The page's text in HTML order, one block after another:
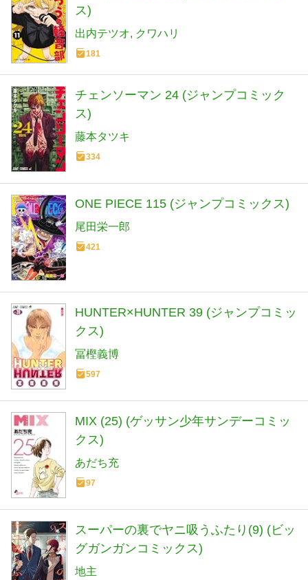
ス)
出内テツオ クワハリ
181
チェンソーマン 24 (ジャンプコミック
ス)
藤本タツキ
334
ONE PIECE 115 (ジャンプコミックス)
尾田栄一郎
421
HUNTER×HUNTER 39 (ジャンプコミッ
クス)
冨樫義博
597
MIX (25) (ゲッサン少年サンデーコミッ
クス)
あだち充
97
スーパーの裏でヤニ吸うふたり(9) (ビッ
グガンガンコミックス)
地主